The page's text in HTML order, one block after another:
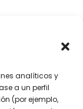
analíticos y
a un perfil
(por ejemplo,